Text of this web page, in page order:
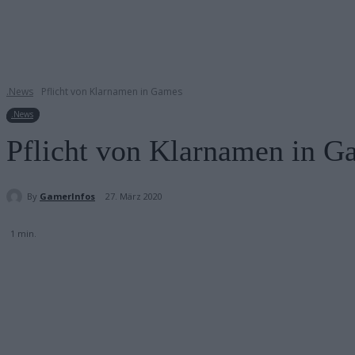
.News Pflicht von Klarnamen in Games
.News
Pflicht von Klarnamen in
By GamerInfos 27. März 2020
1 min.